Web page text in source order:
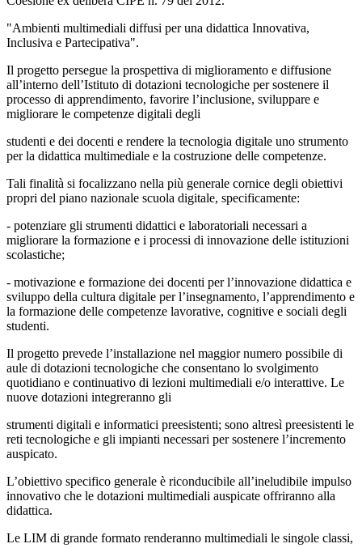
"Ambienti multimediali diffusi per una didattica Innovativa,
Inclusiva e Partecipativa".
Il progetto persegue la prospettiva di miglioramento e diffusione
all’interno dell’Istituto di dotazioni tecnologiche per sostenere il
processo di apprendimento, favorire l’inclusione, sviluppare e
migliorare le competenze digitali degli
studenti e dei docenti e rendere la tecnologia digitale uno strumento
per la didattica multimediale e la costruzione delle competenze.
Tali finalità si focalizzano nella più generale cornice degli obiettivi
propri del piano nazionale scuola digitale, specificamente:
- potenziare gli strumenti didattici e laboratoriali necessari a
migliorare la formazione e i processi di innovazione delle istituzioni
scolastiche;
- motivazione e formazione dei docenti per l’innovazione didattica e
sviluppo della cultura digitale per l’insegnamento, l’apprendimento e
la formazione delle competenze lavorative, cognitive e sociali degli
studenti.
Il progetto prevede l’installazione nel maggior numero possibile di
aule di dotazioni tecnologiche che consentano lo svolgimento
quotidiano e continuativo di lezioni multimediali e/o interattive. Le
nuove dotazioni integreranno gli
strumenti digitali e informatici preesistenti; sono altresì preesistenti le
reti tecnologiche e gli impianti necessari per sostenere l’incremento
auspicato.
L’obiettivo specifico generale è riconducibile all’ineludibile impulso
innovativo che le dotazioni multimediali auspicate offriranno alla
didattica.
Le LIM di grande formato renderanno multimediali le singole classi,